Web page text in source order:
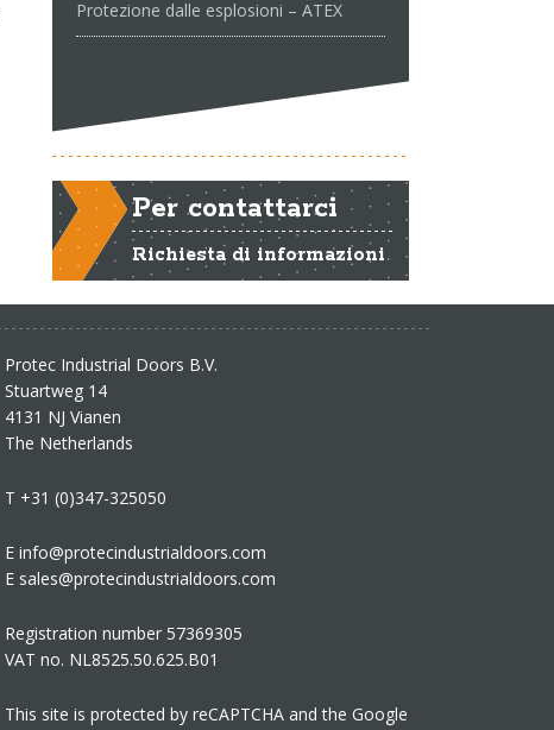
Protezione dalle esplosioni – ATEX
Per contattarci
Richiesta di informazioni
Protec Industrial Doors B.V.
Stuartweg 14
4131 NJ Vianen
The Netherlands
T +31 (0)347-325050
E info@protecindustrialdoors.com
E sales@protecindustrialdoors.com
Registration number 57369305
VAT no. NL8525.50.625.B01
This site is protected by reCAPTCHA and the Google